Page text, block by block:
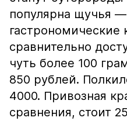
популярна щучья —
гастрономические
сравнительно
чуть более 100
850 рублей.
4000. Привозная
сравнения, стоит